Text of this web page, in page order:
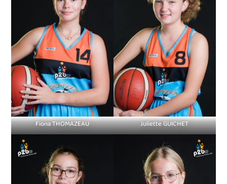
Fiona THOMAZEAU Juliette GUICHET